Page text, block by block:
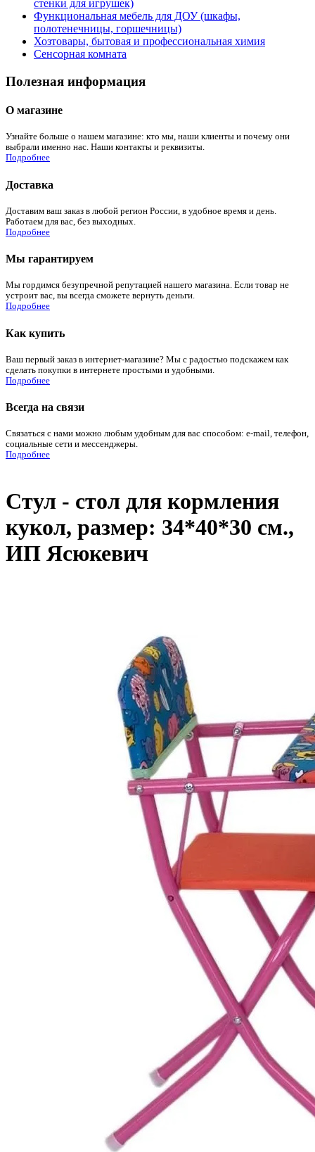
стенки для игрушек)
Функциональная мебель для ДОУ (шкафы,
полотенечницы, горшечницы)
Хозтовары, бытовая и профессиональная химия
Сенсорная комната
Полезная информация
О магазине
Узнайте больше о нашем магазине: кто мы, наши клиенты и почему они
выбрали именно нас. Наши контакты и реквизиты.
Подробнее
Доставка
Доставим ваш заказ в любой регион России, в удобное время и день.
Работаем для вас, без выходных.
Подробнее
Мы гарантируем
Мы гордимся безупречной репутацией нашего магазина. Если товар не
устроит вас, вы всегда сможете вернуть деньги.
Подробнее
Как купить
Ваш первый заказ в интернет-магазине? Мы с радостью подскажем как
сделать покупки в интернете простыми и удобными.
Подробнее
Всегда на связи
Связаться с нами можно любым удобным для вас способом: e-mail, телефон,
социальные сети и мессенджеры.
Подробнее
Стул - стол для кормления
кукол, размер: 34*40*30 см.,
ИП Ясюкевич